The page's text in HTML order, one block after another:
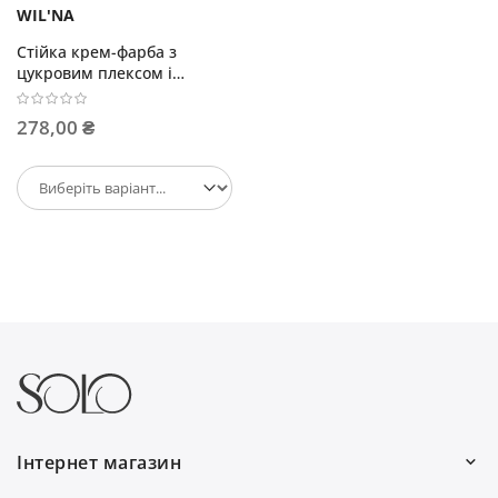
WIL'NA
Стійка крем-фарба з
цукровим плексом і
кератином 100мл
278,00 ₴
Інтернет магазин